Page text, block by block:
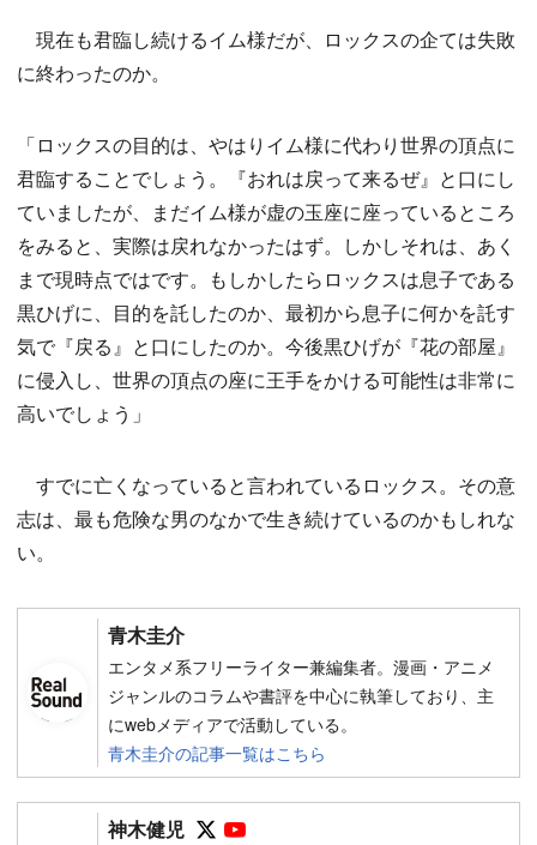
現在も君臨し続けるイム様だが、ロックスの企ては失敗
に終わったのか。
「ロックスの目的は、やはりイム様に代わり世界の頂点に
君臨することでしょう。『おれは戻って来るぜ』と口にし
ていましたが、まだイム様が虚の玉座に座っているところ
をみると、実際は戻れなかったはず。しかしそれは、あく
まで現時点ではです。もしかしたらロックスは息子である
黒ひげに、目的を託したのか、最初から息子に何かを託す
気で『戻る』と口にしたのか。今後黒ひげが『花の部屋』
に侵入し、世界の頂点の座に王手をかける可能性は非常に
高いでしょう」
すでに亡くなっていると言われているロックス。その意
志は、最も危険な男のなかで生き続けているのかもしれな
い。
青木圭介
エンタメ系フリーライター兼編集者。漫画・アニメ
ジャンルのコラムや書評を中心に執筆しており、主
にwebメディアで活動している。
青木圭介の記事一覧はこちら
神木健児 Follow on SNS